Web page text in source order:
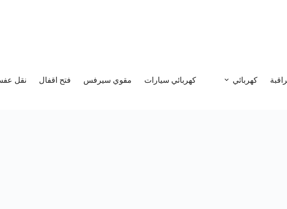
كهربائي كهربائي سيارات مقوي سيرفس فتح اقفال نقل